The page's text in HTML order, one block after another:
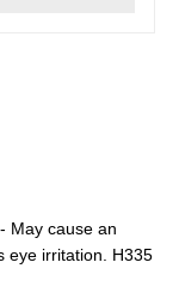
May cause an
eye irritation. H335